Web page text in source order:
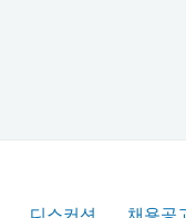
디스커션 채용공